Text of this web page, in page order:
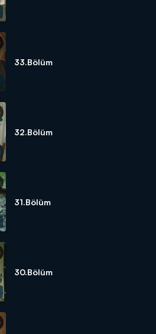
33.Bölüm
32.Bölüm
31.Bölüm
30.Bölüm